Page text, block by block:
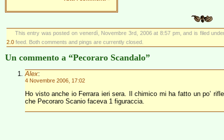
This entry was posted on venerdì, Novembre 3rd, 2006 at 8:57 pm, and is filed
2.0 feed. Both comments and pings are currently closed.
Un commento a “Pecoraro Scandalo”
Alex:
4 Novembre 2006, 17:02
Ho visto anche io Ferrara ieri sera. Il chimico mi ha fatto un po’
che Pecoraro Scanio faceva 1 figuraccia.